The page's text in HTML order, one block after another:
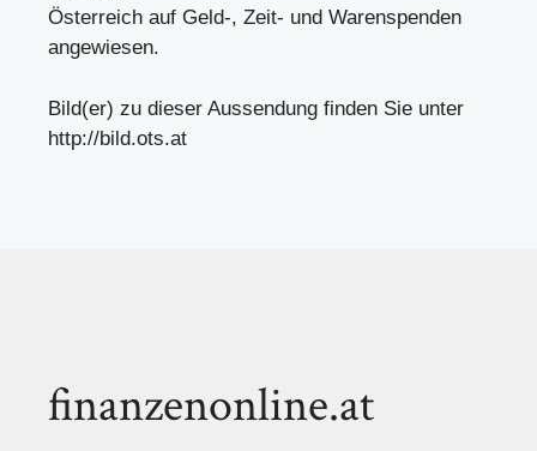
Österreich auf Geld-, Zeit- und Warenspenden
angewiesen.
Bild(er) zu dieser Aussendung finden Sie unter
http://bild.ots.at
finanzenonline.at